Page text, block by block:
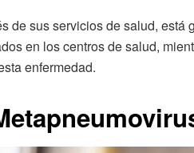
de sus servicios de salud, está
en los centros de salud,
enfermedad.